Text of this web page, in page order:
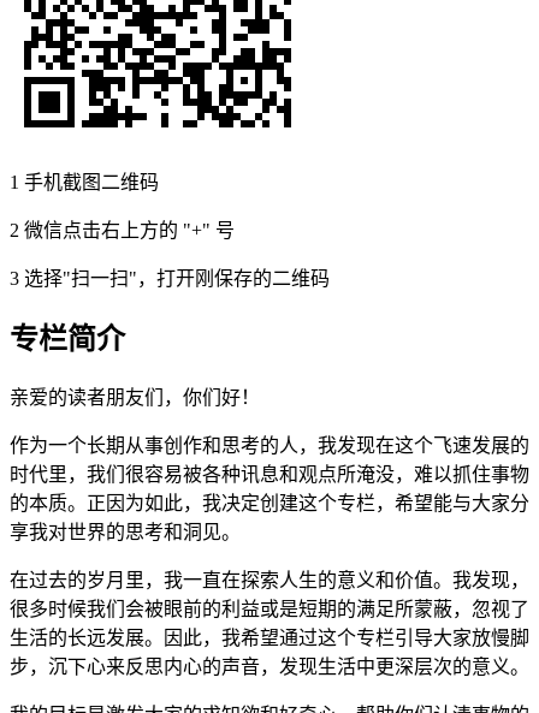
1 手机截图二维码
2 微信点击右上方的 "+" 号
3 选择"扫一扫"，打开刚保存的二维码
专栏简介
亲爱的读者朋友们，你们好！
作为一个长期从事创作和思考的人，我发现在这个飞速发展的
时代里，我们很容易被各种讯息和观点所淹没，难以抓住事物
的本质。正因为如此，我决定创建这个专栏，希望能与大家分
享我对世界的思考和洞见。
在过去的岁月里，我一直在探索人生的意义和价值。我发现，
很多时候我们会被眼前的利益或是短期的满足所蒙蔽，忽视了
生活的长远发展。因此，我希望通过这个专栏引导大家放慢脚
步，沉下心来反思内心的声音，发现生活中更深层次的意义。